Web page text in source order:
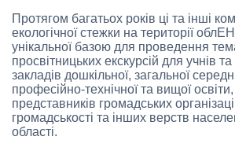
Протягом багатьох років ці та інші
екологічної стежки на території
унікальної базою для проведення
просвітницьких екскурсій для учнів
закладів дошкільної, загальної
професійно-технічної та вищої освіти,
представників громадських
громадськості та інших верств
області.